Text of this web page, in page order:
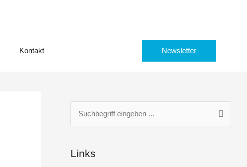
Kontakt Newsletter
Links